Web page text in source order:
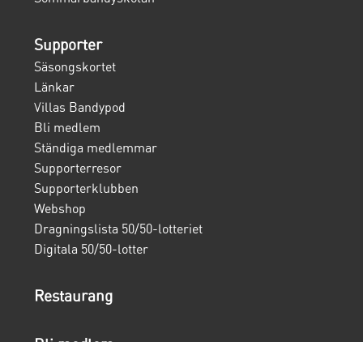
Supporter
Säsongskortet
Länkar
Villas Bandypod
Bli medlem
Ständiga medlemmar
Supporterresor
Supporterklubben
Webshop
Dragningslista 50/50-lotteriet
Digitala 50/50-lotter
Restaurang